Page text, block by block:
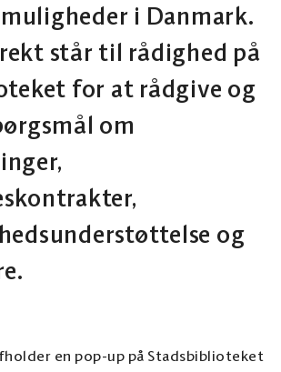
i Danmark.
står til rådighed på
for at rådgive og
om
og
en pop-up på Stadsbiblioteket